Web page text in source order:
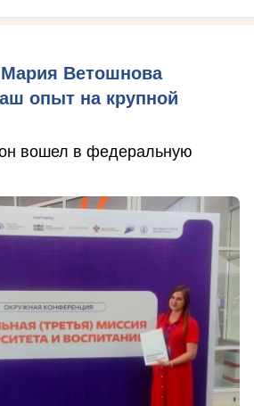
Ветошнова
опыт на крупной
вошел в федеральную